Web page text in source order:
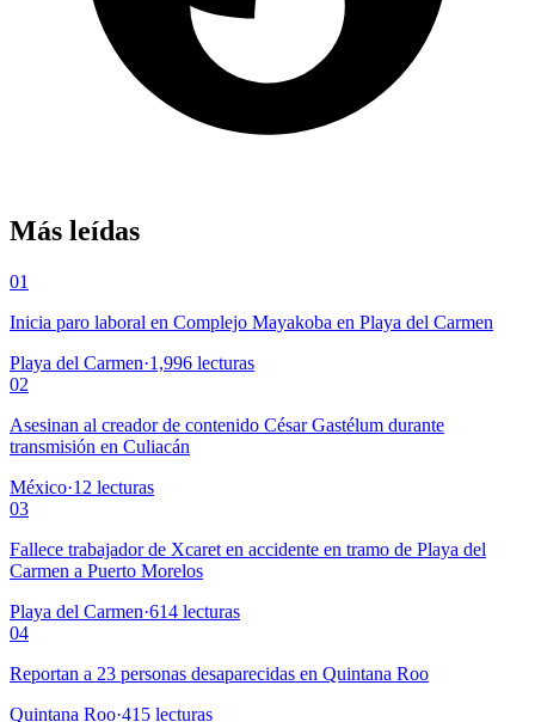
Más leídas
01
Inicia paro laboral en Complejo Mayakoba en Playa del Carmen
Playa del Carmen·1,996 lecturas
02
Asesinan al creador de contenido César Gastélum durante
transmisión en Culiacán
México·12 lecturas
03
Fallece trabajador de Xcaret en accidente en tramo de Playa del
Carmen a Puerto Morelos
Playa del Carmen·614 lecturas
04
Reportan a 23 personas desaparecidas en Quintana Roo
Quintana Roo·415 lecturas